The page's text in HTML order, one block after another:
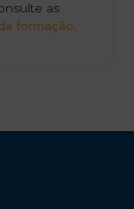
as
formação.